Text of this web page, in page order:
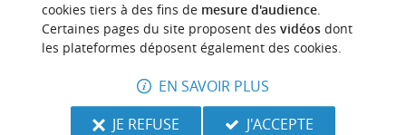
Vieux-Boucau-les-Bains : à la
découverte de la forêt landaise
Incontournable Détente
cookies tiers à des fins de mesure d'audience.
Certaines pages du site proposent des vidéosdont
les plateformes déposent également des cookies.
EN SAVOIR PLUS
JE REFUSE
J'ACCEPTE